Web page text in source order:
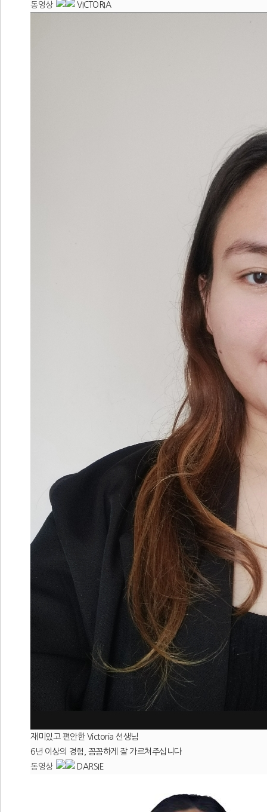
동영상
VICTORIA
재미있고 편안한 Victoria 선생님
6년 이상의 경험, 꼼꼼하게 잘 가르쳐주십니다
동영상
DARSIE